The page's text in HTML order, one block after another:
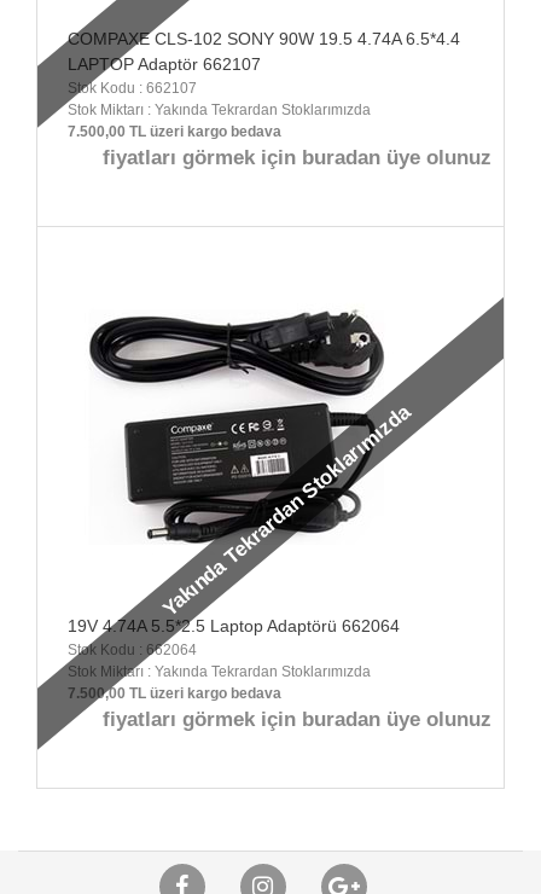
COMPAXE CLS-102 SONY 90W 19.5 4.74A 6.5*4.4
LAPTOP Adaptör 662107
Stok Kodu : 662107
Stok Miktarı : Yakında Tekrardan Stoklarımızda
7.500,00 TL üzeri kargo bedava
fiyatları görmek için buradan üye olunuz
19V 4.74A 5.5*2.5 Laptop Adaptörü 662064
Stok Kodu : 662064
Stok Miktarı : Yakında Tekrardan Stoklarımızda
7.500,00 TL üzeri kargo bedava
Yakında Tekrardan Stoklarımızda
fiyatları görmek için buradan üye olunuz